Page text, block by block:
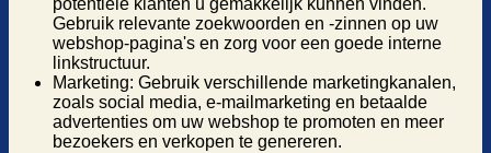
potentiële klanten u gemakkelijk kunnen vinden.
Gebruik relevante zoekwoorden en -zinnen op uw
webshop-pagina's en zorg voor een goede interne
linkstructuur.
Marketing: Gebruik verschillende marketingkanalen,
zoals social media, e-mailmarketing en betaalde
advertenties om uw webshop te promoten en meer
bezoekers en verkopen te genereren.